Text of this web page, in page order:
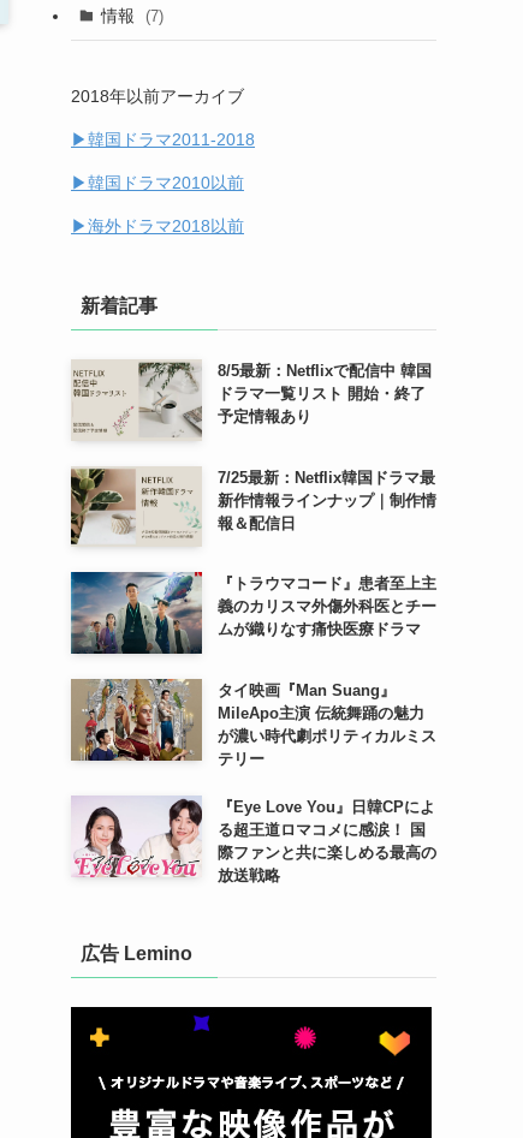
(25)
(14)
(7)
情報 (7)
2018年以前アーカイブ
▶︎韓国ドラマ2011-2018
▶︎韓国ドラマ2010以前
▶︎海外ドラマ2018以前
新着記事
8/5最新：Netflixで配信中 韓国
ドラマ一覧リスト 開始・終了
予定情報あり
7/25最新：Netflix韓国ドラマ最
新作情報ラインナップ｜制作情
報＆配信日
『トラウマコード』患者至上主
義のカリスマ外傷外科医とチー
ムが織りなす痛快医療ドラマ
タイ映画『Man Suang』
MileApo主演 伝統舞踊の魅力
が濃い時代劇ポリティカルミス
テリー
『Eye Love You』日韓CPによ
る超王道ロマコメに感涙！ 国
際ファンと共に楽しめる最高の
放送戦略
広告 Lemino